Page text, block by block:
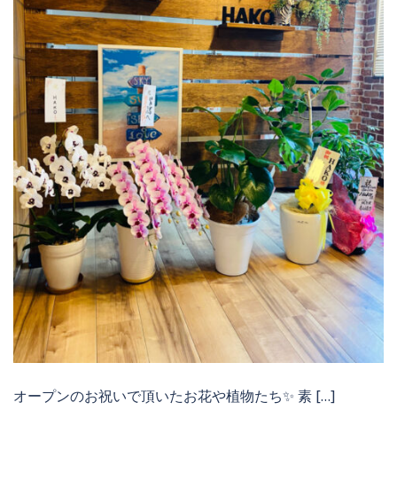
オープンのお祝いで頂いたお花や植物たち✨ 素 […]